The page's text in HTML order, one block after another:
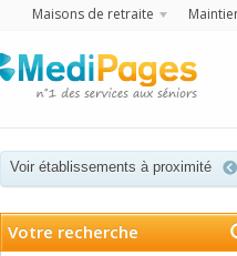
Maisons de retraite
Voir établissements à proximité
Votre recherche